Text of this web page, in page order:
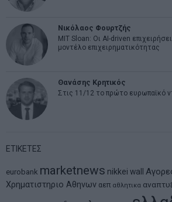
Νικόλαος Φουρτζής
MIT Sloan: Οι AI-driven
μοντέλο επιχειρηματικότητας
Θανάσης Κρητικός
Στις 11/12 το πρώτο ευρωπαϊκό
ΕΤΙΚΕΤΕΣ
eurobank marketnews nikkei wall
Χρηματιστηριο Αθηνων αεπ αθλητικα